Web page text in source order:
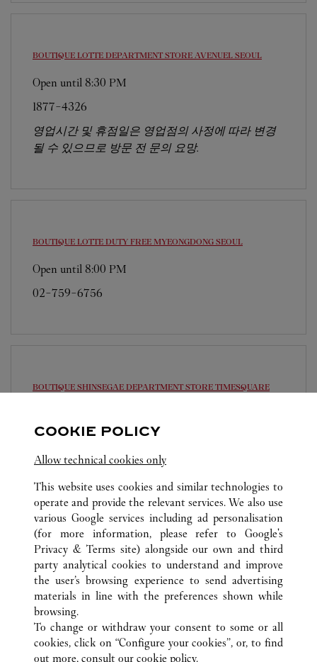
BOUTIQUE LOTTE DEPARTMENT STORE AVENUEL SEOUL
Open until 8:30 PM
1877-4326
영업시간 및 휴점일은 영업점의 사정에 따라 변경
될 수 있으므로 방문 전 문의 요망.
BOUTIQUE LOTTE DUTY FREE MYEONGDONG SEOUL
Open until 8:00 PM
02-759-6756
BOUTIQUE SHINSEGAE DEPARTMENT STORE TIMESQUARE
Open until
8:30 PM
1877-4326
영업시간 및 휴점일은 영업점의 사정에 따라 변경
될 수 있으므로 방문 전 문의 요망.
ALL CARTIER LOCATIONS SOUTH KOREA SEOUL
CUSTOMER CARE
COOKIE POLICY
Allow technical cookies only
This website uses cookies and similar technologies to
operate and provide the relevant services. We also use
various Google services including ad personalisation
(for more information, please refer to Google's
Privacy & Terms site) alongside our own and third
party analytical cookies to understand and improve
the user’s browsing experience to send advertising
materials in line with the preferences shown while
browsing.
To change or withdraw your consent to some or all
cookies, click on “Configure your cookies”, or, to find
out more, consult our cookie policy.